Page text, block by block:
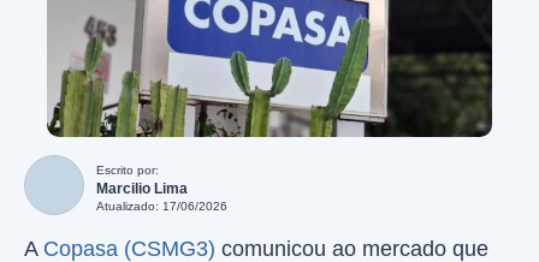
Escrito por:
Marcilio Lima
Atualizado: 17/06/2026
A Copasa (CSMG3) comunicou ao mercado que